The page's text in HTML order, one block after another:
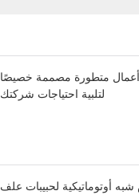
متطورة مصممة خصيصًا
لتلبية احتياجات شركتك
شبه أوتوماتيكية لحبيبات علف